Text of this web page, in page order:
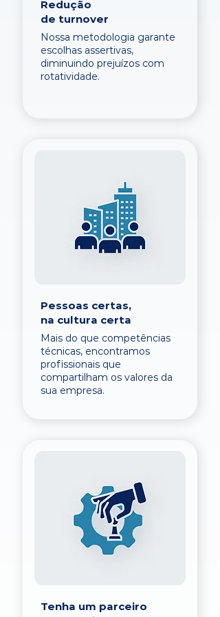
Redução
de turnover
Nossa metodologia garante
escolhas assertivas,
diminuindo prejuízos com
rotatividade.
Pessoas certas,
na cultura certa
Mais do que competências
técnicas, encontramos
profissionais que
compartilham os valores da
sua empresa.
Tenha um parceiro